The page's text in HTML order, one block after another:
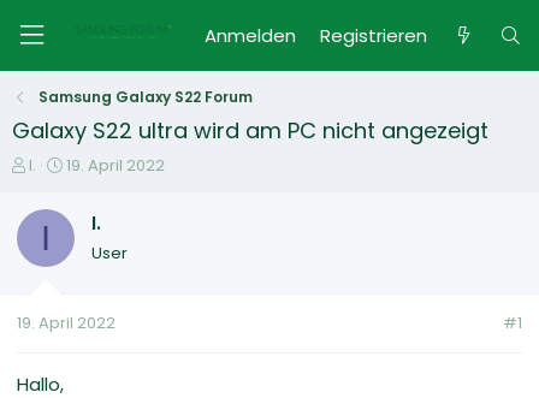
Anmelden Registrieren
Samsung Galaxy S22 Forum
Galaxy S22 ultra wird am PC nicht angezeigt
E
s
e
e
I.
E
s
e
t
19. April 2022
I I.
User
19. April 2022 #1
Hallo,